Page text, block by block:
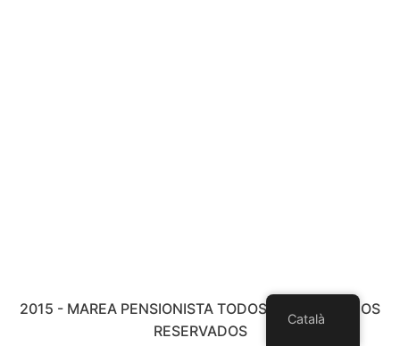
2015 - MAREA PENSIONISTA TODOS LOS DERECHOS
RESERVADOS
Català